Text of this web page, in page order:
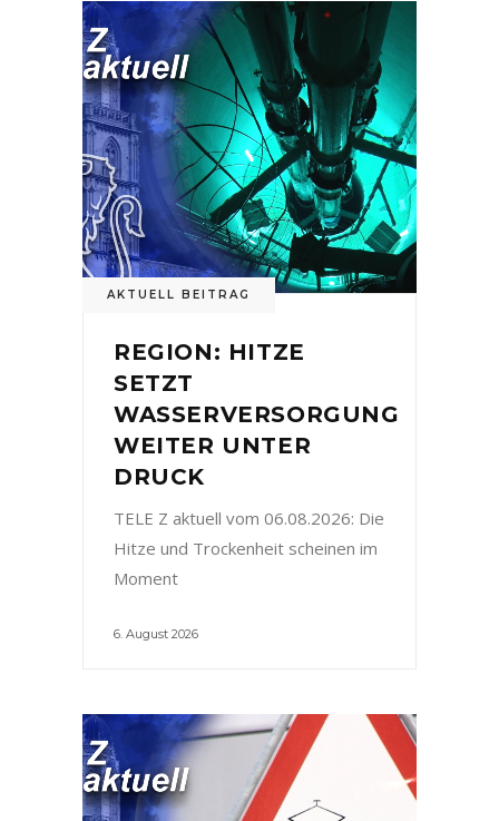
AKTUELL BEITRAG
REGION: HITZE
SETZT
WASSERVERSORGUNG
WEITER UNTER
DRUCK
TELE Z aktuell vom 06.08.2026: Die
Hitze und Trockenheit scheinen im
Moment
6. August 2026